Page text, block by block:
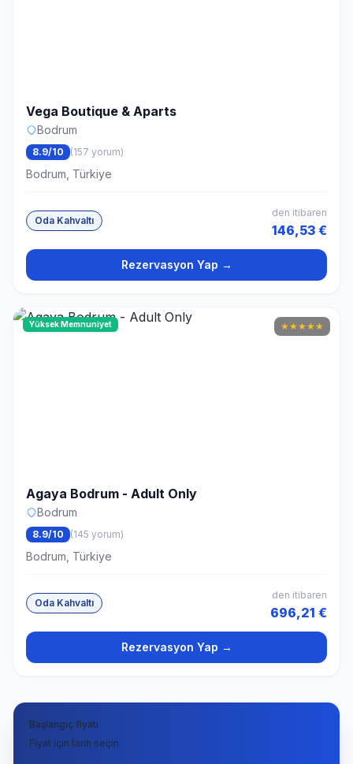
Vega Boutique & Aparts
Bodrum
8.9/10 (157 yorum)
Bodrum, Türkiye
Oda Kahvaltı
den itibaren
146,53 €
Rezervasyon Yap →
Yüksek Memnuniyet ★★★★★
Agaya Bodrum - Adult Only
Bodrum
8.9/10 (145 yorum)
Bodrum, Türkiye
Oda Kahvaltı
den itibaren
696,21 €
Rezervasyon Yap →
Başlangıç fiyatı
Fiyat için tarih seçin